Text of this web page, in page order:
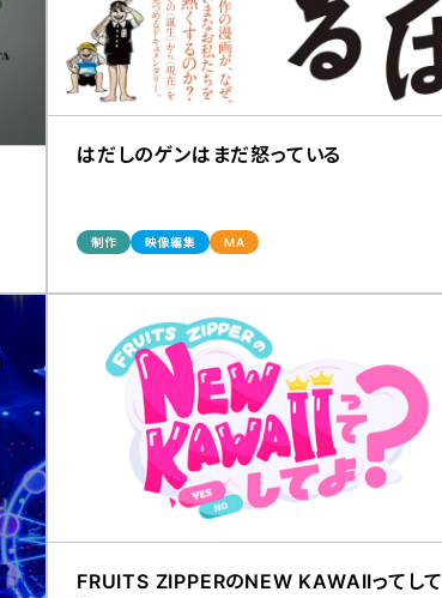
はだしのゲンはまだ怒っている
制作 映像編集 MA
FRUITS ZIPPERのNEW KAWAIIってして